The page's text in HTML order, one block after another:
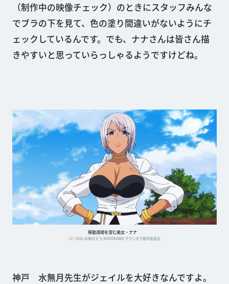
（制作中の映像チェック）のときにスタッフみんな
でブラの下を見て、色の塗り間違いがないようにチ
ェックしているんです。でも、ナナさんは皆さん描
きやすいと思っていらっしゃるようですけどね。
移動酒場を営む美女・ナナ
(C) 2020 水無月すう/KADOKAWA/プランダラ製作委員会
神戸 水無月先生がジェイルを大好きなんですよ。